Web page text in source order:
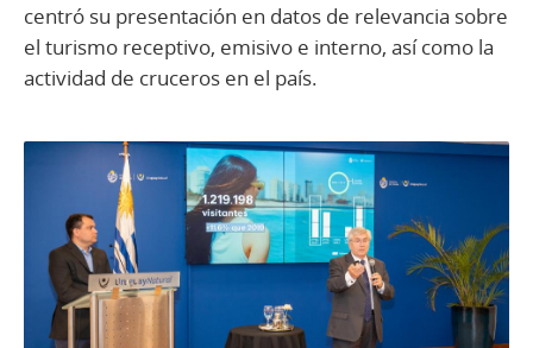
centró su presentación en datos de relevancia sobre
el turismo receptivo, emisivo e interno, así como la
actividad de cruceros en el país.